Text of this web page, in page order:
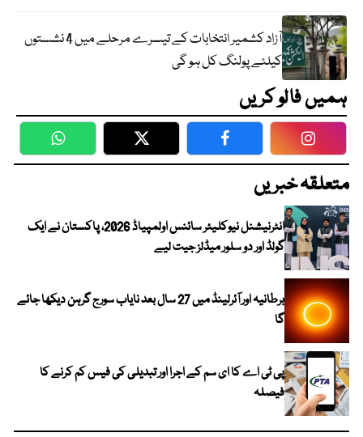
آزاد کشمیر انتخابات کے تیسرے مرحلے میں 4 نشستوں
کیلئے پولنگ کل ہو گی
ہمیں فالو کریں
WhatsApp Twitter Facebook
متعلقہ خبریں
انٹرنیشنل نیوکلیئر سائنس اولمپیاڈ 2026، پاکستان نے ایک
گولڈ اور دو سلور میڈلز جیت لیے
برطانیہ اور آئرلینڈ میں 27 سال بعد نایاب سورج گرہن دیکھا جائے
گا
پی ٹی اے کا ای سم کے اجرا اور تبدیلی کی فیس کم کرنے کا
فیصلہ